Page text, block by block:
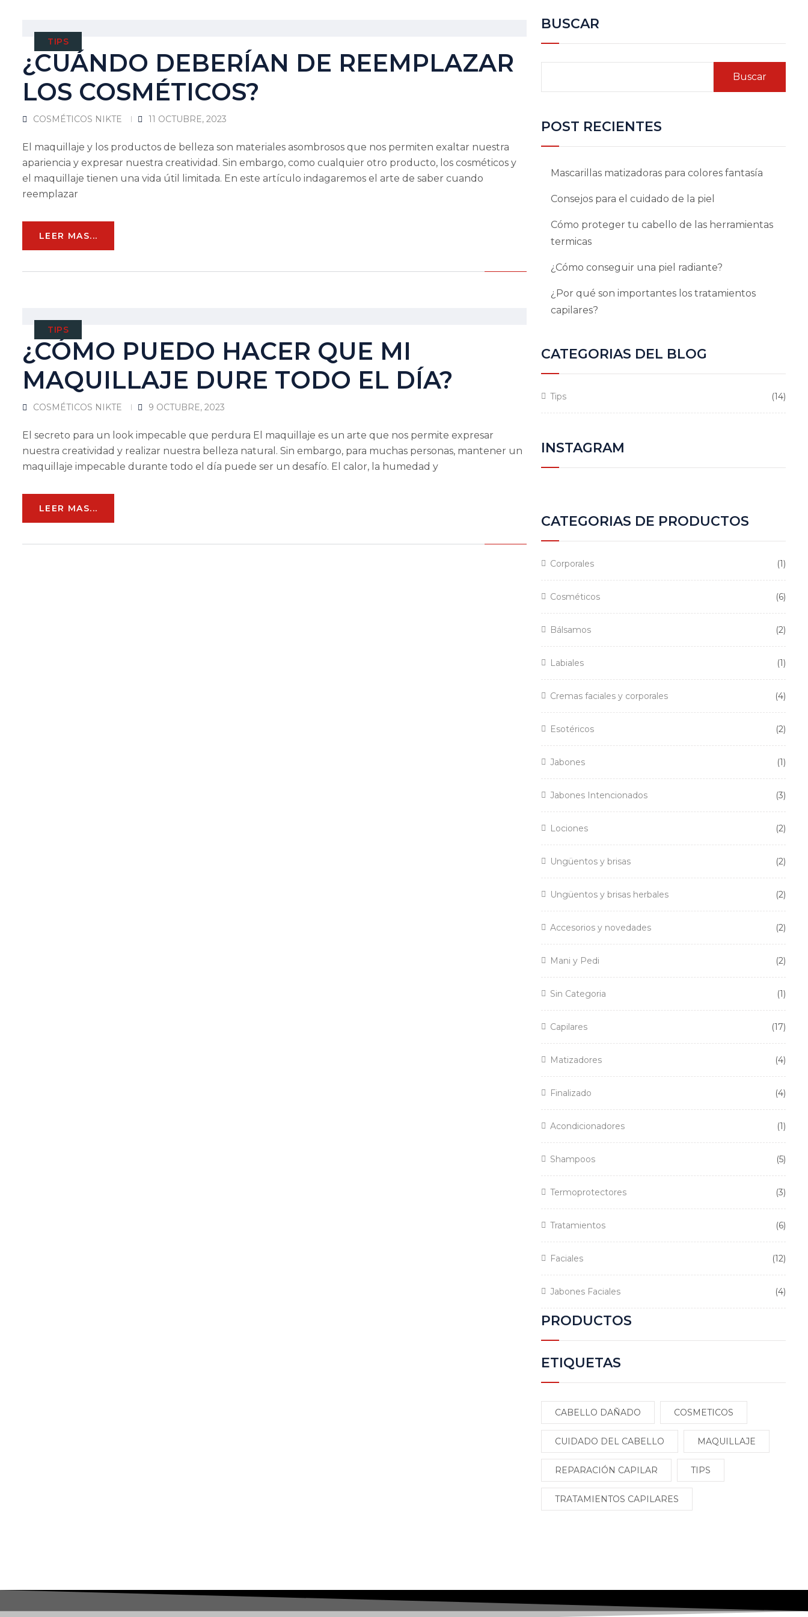
TIPS
¿CUÁNDO DEBERÍAN DE REEMPLAZAR
LOS COSMÉTICOS?
COSMÉTICOS NIKTE 11 OCTUBRE, 2023
El maquillaje y los productos de belleza son materiales asombrosos que nos permiten exaltar nuestra
apariencia y expresar nuestra creatividad. Sin embargo, como cualquier otro producto, los cosméticos y
el maquillaje tienen una vida útil limitada. En este artículo indagaremos el arte de saber cuando
reemplazar
LEER MAS...
TIPS
¿CÓMO PUEDO HACER QUE MI
MAQUILLAJE DURE TODO EL DÍA?
COSMÉTICOS NIKTE 9 OCTUBRE, 2023
El secreto para un look impecable que perdura El maquillaje es un arte que nos permite expresar
nuestra creatividad y realizar nuestra belleza natural. Sin embargo, para muchas personas, mantener un
maquillaje impecable durante todo el día puede ser un desafío. El calor, la humedad y
LEER MAS...
BUSCAR
Buscar
POST RECIENTES
Mascarillas matizadoras para colores fantasía
Consejos para el cuidado de la piel
Cómo proteger tu cabello de las herramientas
termicas
¿Cómo conseguir una piel radiante?
¿Por qué son importantes los tratamientos
capilares?
CATEGORIAS DEL BLOG
Tips (14)
INSTAGRAM
CATEGORIAS DE PRODUCTOS
Corporales 11
Cosméticos 66
Bálsamos 22
Labiales 11
Cremas faciales y corporales 44
Esotéricos 22
Jabones 11
Jabones Intencionados 33
Lociones 22
Ungüentos y brisas 22
Ungüentos y brisas herbales 22
Accesorios y novedades 22
Mani y Pedi 22
Sin Categoria 11
Capilares 1717
Matizadores 44
Finalizado 44
Acondicionadores 11
Shampoos 55
Termoprotectores 33
Tratamientos 66
Faciales 1212
Jabones Faciales 44
PRODUCTOS
ETIQUETAS
CABELLO DAÑADO COSMETICOS
CUIDADO DEL CABELLO MAQUILLAJE
REPARACIÓN CAPILAR TIPS
TRATAMIENTOS CAPILARES